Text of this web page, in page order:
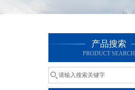
产品搜索
PRODUCT SEARCH